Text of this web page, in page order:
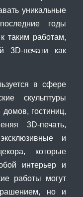
уникальные
годы
таким работам,
3D-печати как
в сфере
скульптуры
гостиниц,
3D-печать,
и
которые
интерьер и
работы могут
но и